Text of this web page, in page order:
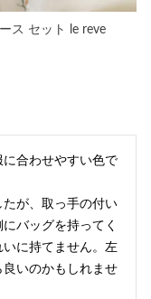
ス セット le reve
合わせやすい色で
が、取っ手の付い
バッグを持ってく
に持てません。左
いのかもしれませ